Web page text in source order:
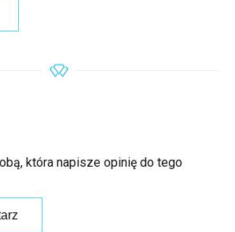
która napisze opinię do tego